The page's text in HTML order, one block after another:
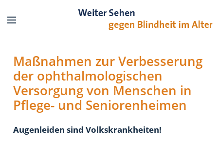
Maßnahmen zur Verbesserung
der ophthalmologischen
Versorgung von Menschen in
Pflege- und Seniorenheimen
Augenleiden sind Volkskrankheiten!